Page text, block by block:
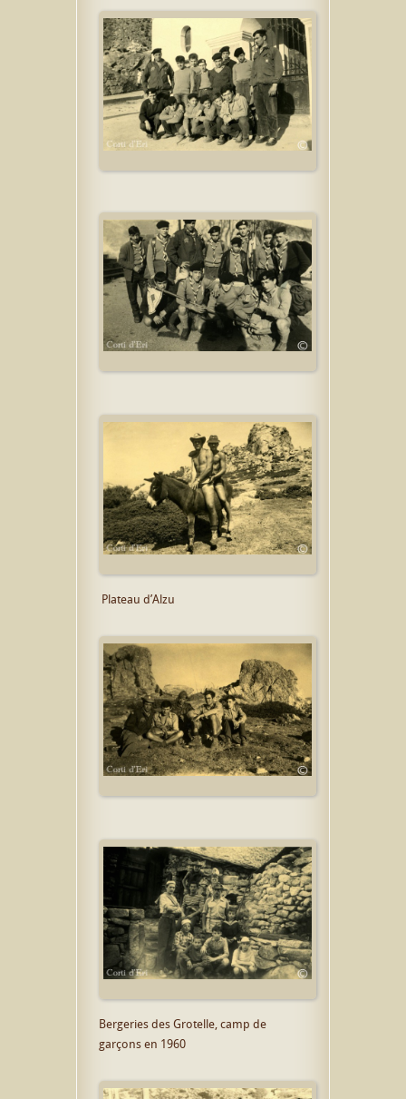
Plateau d’Alzu
Bergeries des Grotelle, camp de
garçons en 1960